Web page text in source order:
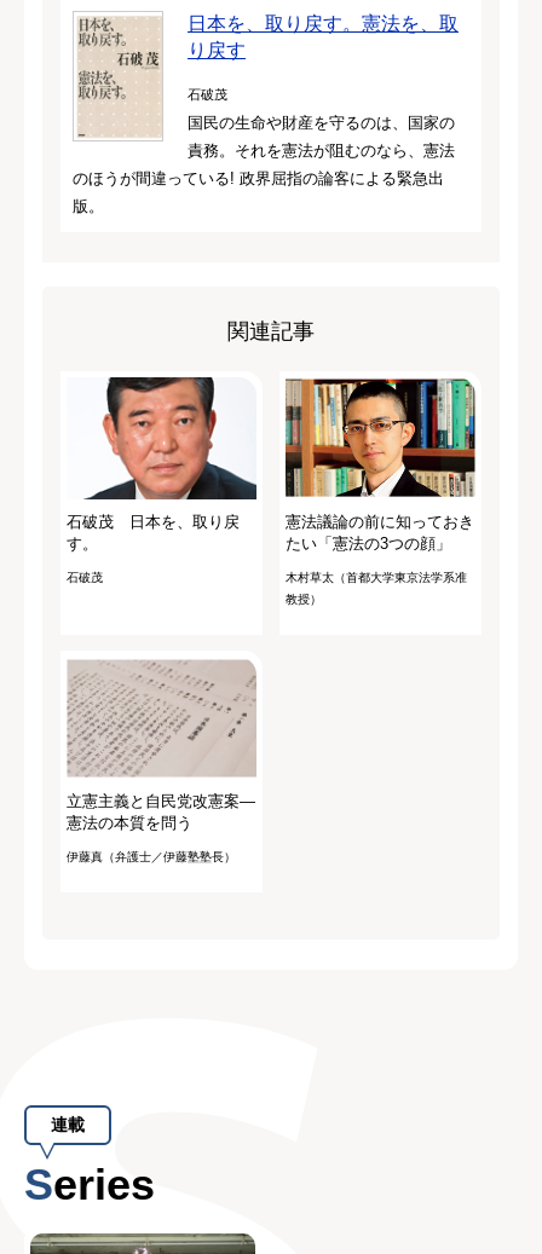
日本を、取り戻す。憲法を、取
り戻す
石破茂
国民の生命や財産を守るのは、国家の
責務。それを憲法が阻むのなら、憲法
のほうが間違っている! 政界屈指の論客による緊急出
版。
関連記事
石破茂 日本を、取り戻
す。
石破茂
憲法議論の前に知っておき
たい「憲法の3つの顔」
木村草太（首都大学東京法学系准
教授）
立憲主義と自民党改憲案―
憲法の本質を問う
伊藤真（弁護士／伊藤塾塾長）
連載
Series